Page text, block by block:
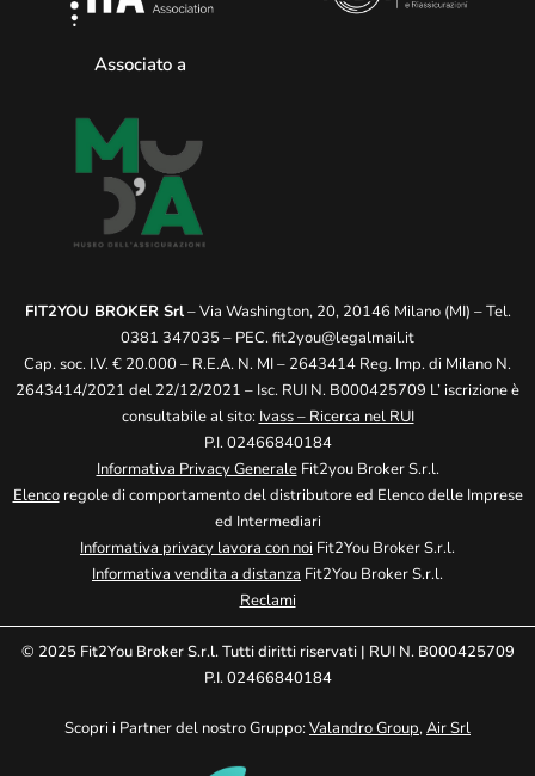
Associato a
FIT2YOU BROKER Srl– Via Washington, 20, 20146 Milano (MI) – Tel.
0381 347035 – PEC. fit2you@legalmail.it
Cap. soc. I.V. € 20.000 – R.E.A. N. MI – 2643414 Reg. Imp. di Milano N.
2643414/2021 del 22/12/2021 – Isc. RUI N. B000425709 L’ iscrizione è
consultabile al sito: Ivass – Ricerca nel RUI
P.I. 02466840184
Informativa Privacy GeneraleFit2you Broker S.r.l.
Elencoregole di comportamento del distributore ed Elenco delle Imprese
ed Intermediari
Informativa privacy lavora con noi Fit2You Broker S.r.l.
Informativa vendita a distanza Fit2You Broker S.r.l.
Reclami
© 2025 Fit2You Broker S.r.l. Tutti diritti riservati | RUI N. B000425709
P.I. 02466840184
Scopri i Partner del nostro Gruppo: Valandro Group,Air Srl